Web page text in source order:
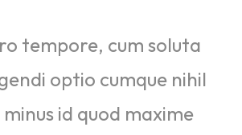
tempore, cum soluta
optio cumque nihil
id quod maxime